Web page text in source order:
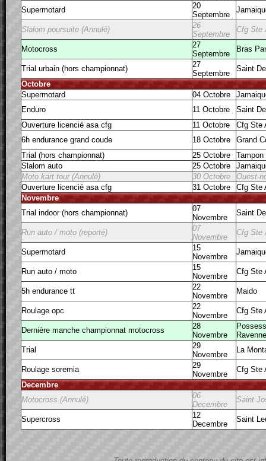
Supermotard
20
Septembre
Slalom poursuite (Annulé)
26
Septembre
Cfg Ste
Motocross
27
Septembre
Bras
Trial urbain (hors championnat)
27
Septembre
Saint
Octobre
Supermotard
04 Octobre
Enduro
11 Octobre
Saint
Ouverture licencié asa cfg
11 Octobre
Cfg Ste
6h endurance grand coude
18 Octobre
Grand
Trial (hors championnat)
25 Octobre
Tampon
Slalom auto
25 Octobre
Moto kart tour (Annulé)
30 Octobre
Ouest-
Ouverture licencié asa cfg
31 Octobre
Cfg Ste
Novembre
Trial indoor (hors championnat)
07
Novembre
Saint
Run auto / moto (reporté)
07
Novembre
Cfg Ste
Supermotard
15
Novembre
Run auto / moto
15
Novembre
Cfg Ste
5h endurance tt
22
Novembre
Maido
Roulage opc
22
Novembre
Cfg Ste
Dernière manche championnat motocross
28
Novembre
Trial
29
Novembre
La
Roulage soremia
29
Novembre
Cfg Ste
Decembre
Motocross (Annulé)
06
Decembre
Saint
Supercross
12
Decembre
Saint